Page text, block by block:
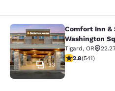
Comfort Inn &
33
Comfort Inn &
Washington
Tigard, OR
calificación de
2.8(541)